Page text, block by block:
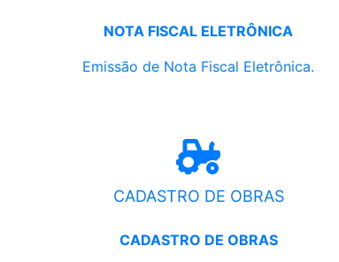
NOTA FISCAL ELETRÔNICA
Emissão de Nota Fiscal Eletrônica.
CADASTRO DE OBRAS
CADASTRO DE OBRAS